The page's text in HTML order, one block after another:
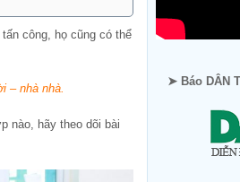
công, họ cũng có thể
– nhà nhà.
nào, hãy theo dõi bài
➤ Báo DÂN